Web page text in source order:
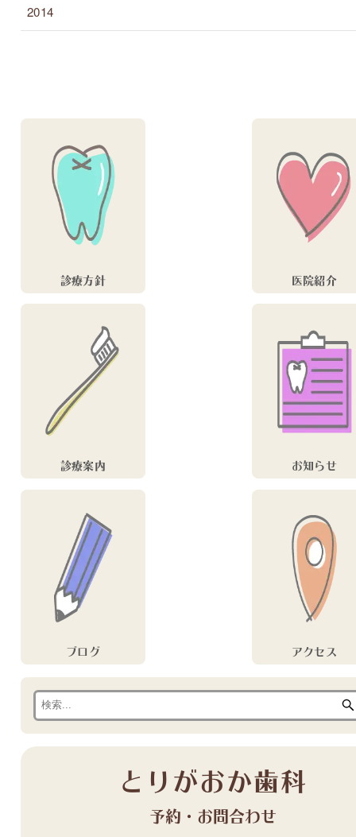
2014
診療方針 医院紹介
診療案内 お知らせ
ブログ アクセス
とりがおか歯科
予約・お問合わせ